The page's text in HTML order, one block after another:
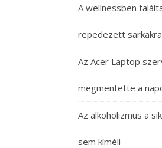
A wellnessben
repedezett sarkakra
Az Acer Laptop
megmentette a
Az alkoholizmus a
sem kíméli